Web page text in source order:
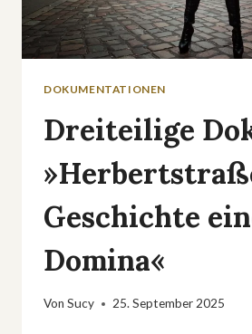
DOKUMENTATIONEN
Dreiteilige
Geschichte
Domina«
Von Sucy 25. September 2025